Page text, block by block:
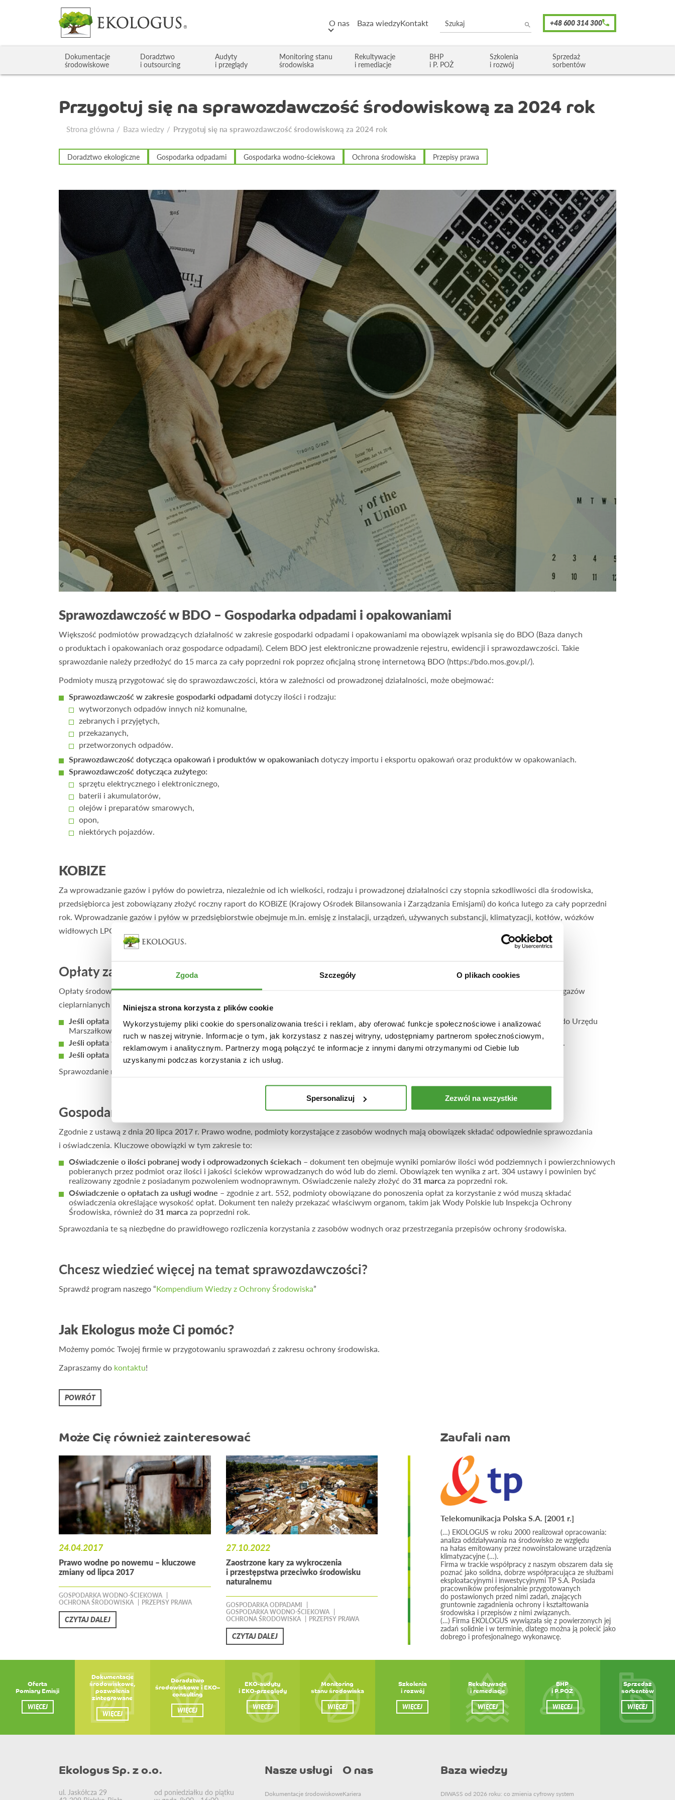
Zgoda Szczegóły O plikach cookies
Niniejsza strona korzysta z plików cookie
Wykorzystujemy pliki cookie do spersonalizowania treści i reklam, aby oferować funkcje społecznościowe i analizować
ruch w naszej witrynie. Informacje o tym, jak korzystasz z naszej witryny, udostępniamy partnerom społecznościowym,
reklamowym i analitycznym. Partnerzy mogą połączyć te informacje z innymi danymi otrzymanymi od Ciebie lub
uzyskanymi podczas korzystania z ich usług.
Spersonalizuj Zezwól na wszystkie
O nas Baza wiedzyKontakt
Dokumentacje
środowiskowe
Doradztwo
i outsourcing
Audyty
i przeglądy
Monitoring stanu
środowiska
Rekultywacje
i remediacje
BHP
i P. POŻ
Szkolenia
i rozwój
Sprzedaż
sorbentów
Przygotuj się na sprawozdawczość środowiskową za 2024 rok
Strona główna Baza wiedzy Przygotuj się na sprawozdawczość środowiskową za 2024 rok
Doradztwo ekologiczne Gospodarka odpadami Gospodarka wodno-ściekowa Ochrona środowiska Przepisy prawa
Sprawozdawczość w BDO – Gospodarka odpadami i opakowaniami
Większość podmiotów prowadzących działalność w zakresie gospodarki odpadami i opakowaniami ma obowiązek wpisania się do BDO (Baza danych
o produktach i opakowaniach oraz gospodarce odpadami). Celem BDO jest elektroniczne prowadzenie rejestru, ewidencji i sprawozdawczości. Takie
sprawozdanie należy przedłożyć do 15 marca za cały poprzedni rok poprzez oficjalną stronę internetową BDO (https://bdo.mos.gov.pl/).
Podmioty muszą przygotować się do sprawozdawczości, która w zależności od prowadzonej działalności, może obejmować:
Sprawozdawczość w zakresie gospodarki odpadami dotyczy ilości i rodzaju:
wytworzonych odpadów innych niż komunalne,
zebranych i przyjętych,
przekazanych,
przetworzonych odpadów.
Sprawozdawczość dotycząca opakowań i produktów w opakowaniach dotyczy importu i eksportu opakowań oraz produktów w opakowaniach.
Sprawozdawczość dotycząca zużytego:
sprzętu elektrycznego i elektronicznego,
baterii i akumulatorów,
olejów i preparatów smarowych,
opon,
niektórych pojazdów.
KOBIZE
Za wprowadzanie gazów i pyłów do powietrza, niezależnie od ich wielkości, rodzaju i prowadzonej działalności czy stopnia szkodliwości dla środowiska,
przedsiębiorca jest zobowiązany złożyć roczny raport do KOBiZE (Krajowy Ośrodek Bilansowania i Zarządzania Emisjami) do końca lutego za cały poprzedni
rok. Wprowadzanie gazów i pyłów w przedsiębiorstwie obejmuje m.in. emisję z instalacji, urządzeń, używanych substancji, klimatyzacji, kotłów, wózków
widłowych LPG czy samochodów służbowych.
Opłaty za korzystanie ze środowiska
Opłaty środowiskowe ponosi się za wszystkie substancje wprowadzone do powietrza w sposób zorganizowany i niezorganizowany oraz emisję gazów
cieplarnianych w danym okresie rozliczeniowym.
Jeśli opłata roczna wynosi do 100 zł, przedsiębiorca jest zobowiązany do jej wyliczenia i przechowywania w dokumentacji, ale nie składa jej do Urzędu
Marszałkowskiego.
Jeśli opłata wynosi powyżej 100 zł, ale poniżej 800 zł, należy złożyć sprawozdanie do Urzędu Marszałkowskiego, jednak opłaty nie wnosi się.
Jeśli opłata przekracza 800 zł , należy złożyć sprawozdanie i jednocześnie uiścić opłatę środowiskową.
Sprawozdanie należy przedłożyć do Urzędu Marszałkowskiego do 31 marca za cały poprzedni rok.
Gospodarka wodna
Zgodnie z ustawą z dnia 20 lipca 2017 r. Prawo wodne, podmioty korzystające z zasobów wodnych mają obowiązek składać odpowiednie sprawozdania
i oświadczenia. Kluczowe obowiązki w tym zakresie to:
Oświadczenie o ilości pobranej wody i odprowadzonych ściekach – dokument ten obejmuje wyniki pomiarów ilości wód podziemnych i powierzchniowych
pobieranych przez podmiot oraz ilości i jakości ścieków wprowadzanych do wód lub do ziemi. Obowiązek ten wynika z art. 304 ustawy i powinien być
realizowany zgodnie z posiadanym pozwoleniem wodnoprawnym. Oświadczenie należy złożyć do31 marcaza poprzedni rok.
Oświadczenie o opłatach za usługi wodne – zgodnie z art. 552, podmioty obowiązane do ponoszenia opłat za korzystanie z wód muszą składać
oświadczenia określające wysokość opłat. Dokument ten należy przekazać właściwym organom, takim jak Wody Polskie lub Inspekcja Ochrony
Środowiska, również do31 marcaza poprzedni rok.
Sprawozdania te są niezbędne do prawidłowego rozliczenia korzystania z zasobów wodnych oraz przestrzegania przepisów ochrony środowiska.
Chcesz wiedzieć więcej na temat sprawozdawczości?
Sprawdź program naszego “Kompendium Wiedzy z Ochrony Środowiska”
Jak Ekologus może Ci pomóc?
Możemy pomóc Twojej firmie w przygotowaniu sprawozdań z zakresu ochrony środowiska.
Zapraszamy do kontaktu!
POWRÓT
Może Cię również zainteresować
Prawo wodne po nowemu – kluczowe
zmiany od lipca 2017
24.04.2017
GOSPODARKA WODNO-ŚCIEKOWA
OCHRONA ŚRODOWISKA
PRZEPISY PRAWA
CZYTAJ DALEJ
Zaostrzone kary za wykroczenia
i przestępstwa przeciwko środowisku
naturalnemu
27.10.2022
GOSPODARKA ODPADAMI
GOSPODARKA WODNO-ŚCIEKOWA
OCHRONA ŚRODOWISKA
PRZEPISY PRAWA
CZYTAJ DALEJ
Zaufali nam
Telekomunikacja Polska S.A. [2001 r.]
(…) EKOLOGUS w roku 2000 realizował opracowania:
analiza oddziaływania na środowisko ze względu
na hałas emitowany przez nowoinstalowane urządzenia
klimatyzacyjne (…).
Firma w trackie współpracy z naszym obszarem dała się
poznać jako solidna, dobrze współpracująca ze służbami
eksploatacyjnymi i inwestycyjnymi TP S.A. Posiada
pracowników profesjonalnie przygotowanych
do postawionych przed nimi zadań, znających
gruntownie zagadnienia ochrony i kształtowania
środowiska i przepisów z nimi związanych.
(…) Firma EKOLOGUS wywiązała się z powierzonych jej
zadań solidnie i w terminie, dlatego można ją polecić jako
dobrego i profesjonalnego wykonawcę.
Oferta
Pomiary Emisji
WIĘCEJ
Dokumentacje
środowiskowe,
pozwolenia
zintegrowane
WIĘCEJ
Doradztwo
środowiskowe i EKO–
consulting
WIĘCEJ
EKO-audyty
i EKO-przeglądy
WIĘCEJ
Monitoring
stanu środowiska
WIĘCEJ
Szkolenia
i rozwój
WIĘCEJ
Rekultywacje
i remediacje
WIĘCEJ
BHP
i P.POŻ
WIĘCEJ
Sprzedaż
sorbentów
WIĘCEJ
Ekologus Sp. z o.o.
ul. Jaskółcza 29
od poniedziałku do piątku
Nasze usługi
Dokumentacje środowiskowe
O nas
Kariera
Baza wiedzy
DIWASS od 2026 roku: co zmienia cyfrowy system